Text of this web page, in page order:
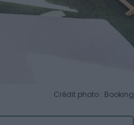
Crédit photo : Booking